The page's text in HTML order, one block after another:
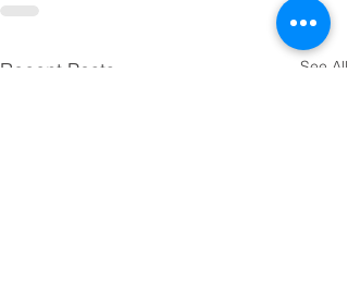
Recent Posts See All